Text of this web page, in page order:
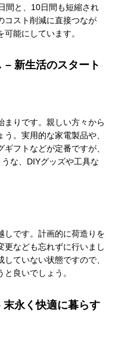
間と、10日間も短縮され
コスト削減に直接つなが
能にしています。
– 新生活のスタート
まりです。親しい方々から
。実用的な家電製品や、
フトなどが定番ですが、
な、DIYグッズや工具な
しです。計画的に荷造りを
更なども忘れずに行いまし
ていない状態ですので、
良いでしょう。
永く快適に暮らす